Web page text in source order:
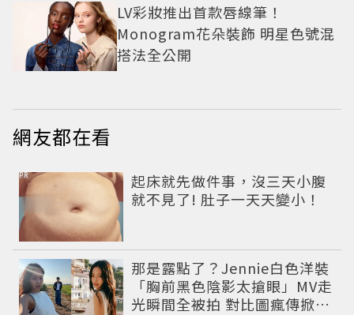
LV彩妝推出首款唇線筆！
Monogram花朵裝飾 明星色號混
搭法全公開
網友都在看
起床就先做件事，沒三天小腹
就不見了! 肚子一天天變小！
PR
那是露點了？Jennie白色洋裝
「胸前黑色陰影太搶眼」MV走
光瞬間全被拍 對比圖瘋傳掀論